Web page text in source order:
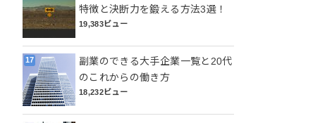
特徴と決断力を鍛える方法3選！
19,383ビュー
副業のできる大手企業一覧と20代
のこれからの働き方
18,232ビュー